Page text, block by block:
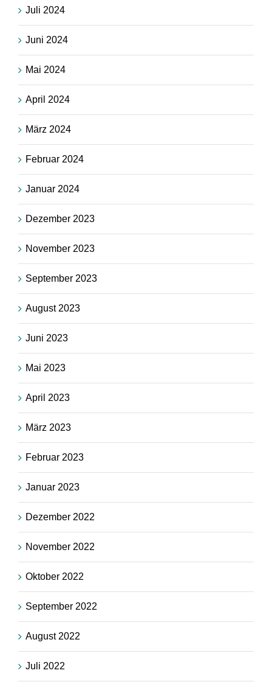
Juli 2024
Juni 2024
Mai 2024
April 2024
März 2024
Februar 2024
Januar 2024
Dezember 2023
November 2023
September 2023
August 2023
Juni 2023
Mai 2023
April 2023
März 2023
Februar 2023
Januar 2023
Dezember 2022
November 2022
Oktober 2022
September 2022
August 2022
Juli 2022